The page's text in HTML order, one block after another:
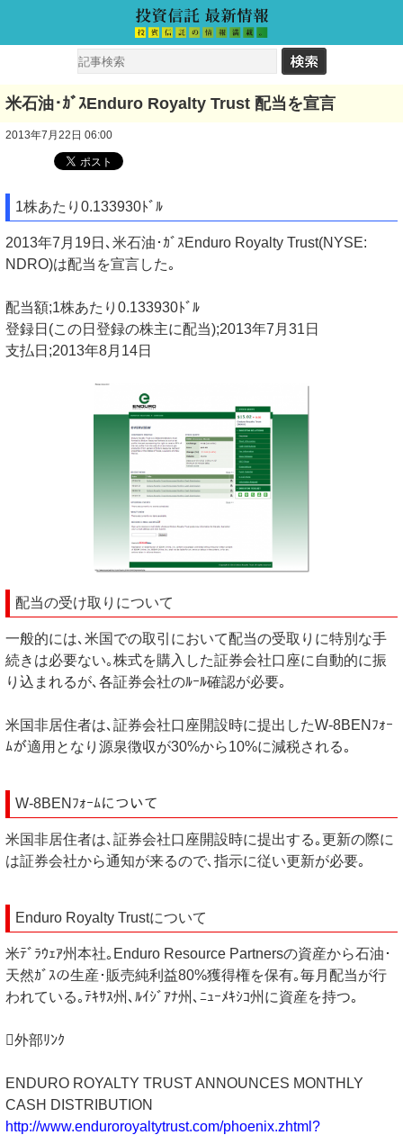
米石油･ｶﾞｽEnduro Royalty Trust 配当を宣言
2013年7月22日 06:00
1株あたり0.133930ﾄﾞﾙ
2013年7月19日､米石油･ｶﾞｽEnduro Royalty Trust(NYSE:
NDRO)は配当を宣言した｡
配当額;1株あたり0.133930ﾄﾞﾙ
登録日(この日登録の株主に配当);2013年7月31日
支払日;2013年8月14日
配当の受け取りについて
一般的には､米国での取引において配当の受取りに特別な手
続きは必要ない｡株式を購入した証券会社口座に自動的に振
り込まれるが､各証券会社のﾙｰﾙ確認が必要｡
米国非居住者は､証券会社口座開設時に提出したW-8BENﾌｫｰ
ﾑが適用となり源泉徴収が30%から10%に減税される｡
W-8BENﾌｫｰﾑについて
米国非居住者は､証券会社口座開設時に提出する｡更新の際に
は証券会社から通知が来るので､指示に従い更新が必要｡
Enduro Royalty Trustについて
米ﾃﾞﾗｳｪｱ州本社｡Enduro Resource Partnersの資産から石油･
天然ｶﾞｽの生産･販売純利益80%獲得権を保有｡毎月配当が行
われている｡ﾃｷｻｽ州､ﾙｲｼﾞｱﾅ州､ﾆｭｰﾒｷｼｺ州に資産を持つ｡
外部ﾘﾝｸ
ENDURO ROYALTY TRUST ANNOUNCES MONTHLY
CASH DISTRIBUTION
http://www.enduroroyaltytrust.com/phoenix.zhtml?